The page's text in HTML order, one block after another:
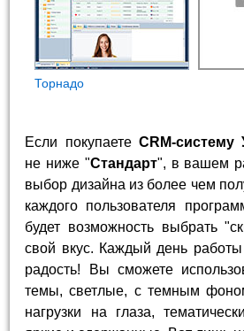
Торнадо
Если покупаете CRM-систему
не ниже "Стандарт", в вашем
выбор дизайна из более чем
каждого пользователя
будет возможность выбрать
свой вкус. Каждый день
радость! Вы сможете
темы, светлые, с темным
нагрузки на глаза,